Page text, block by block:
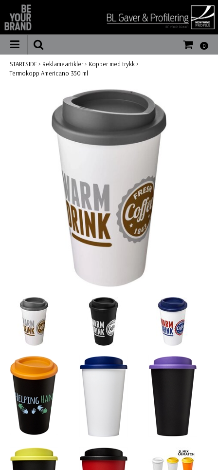
0
STARTSIDE> Reklameartikler> Kopper med trykk>
Termokopp Americano 350 ml